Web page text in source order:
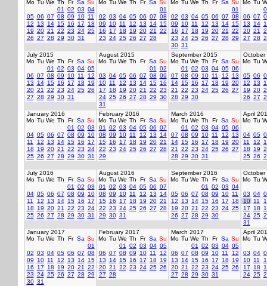
Mo Tu We Th Fr Sa Su
01
02 03 04
05 06 07 08 09 10 11
12
13 14 15 16 17
18
19 20 21 22 23 24 25
26 27 28 29 30 31
Mo Tu We Th Fr Sa Su
01
02 03 04 05 06 07 08
09
10 11 12 13 14 15
16
17 18 19 20 21
22
23 24 25 26 27 28
Mo Tu We Th Fr Sa Su
01
02 03 04 05 06 07 08
09
10 11 12 13 14 15
16
17 18 19 20 21
22
23 24 25 26 27 28 29
30 31
Mo Tu
06 07
13
14
20 21
27 28
July 2015
Mo Tu We Th Fr Sa Su
01
02 03 04 05
06 07 08 09 10 11
12
13
14 15 16 17 18
19
20 21 22 23 24 25 26
27 28 29 30 31
August 2015
Mo Tu We Th Fr Sa Su
01
02
03 04 05 06 07 08 09
10 11 12 13 14 15 16
17
18 19 20 21 22 23
24 25 26 27 28 29 30
31
September 2015
Mo Tu We Th Fr Sa Su
01
02 03 04 05 06
07 08 09 10 11 12
13
14 15 16 17 18 19 20
21
22 23 24 25 26 27
28 29 30
October
Mo Tu
05 06
12
13
19 20
26 27
January 2016
Mo Tu We Th Fr Sa Su
01
02 03
04 05 06 07 08 09
10
11
12 13 14 15 16
17
18
19 20 21 22 23 24
25 26 27 28 29 30 31
February 2016
Mo Tu We Th Fr Sa Su
01
02 03 04 05 06 07
08 09 10 11 12 13
14
15 16 17 18 19 20 21
22 23 24 25 26 27 28
29
March 2016
Mo Tu We Th Fr Sa Su
01
02 03 04 05 06
07 08 09 10 11 12
13
14 15 16 17 18 19 20
21
22 23 24 25 26 27
28 29 30 31
April
Mo Tu
04 05
11
12
18
19
25 26
July 2016
Mo Tu We Th Fr Sa Su
01
02 03
04 05 06 07 08 09
10
11
12 13 14 15 16
17
18
19 20 21 22 23 24
25 26 27 28 29 30 31
August 2016
Mo Tu We Th Fr Sa Su
01
02 03 04 05 06 07
08 09 10 11 12 13
14
15 16 17 18 19 20 21
22 23 24 25 26 27 28
29 30 31
September 2016
Mo Tu We Th Fr Sa Su
01
02 03 04
05 06 07 08 09 10 11
12
13 14 15 16 17
18
19 20 21 22 23 24 25
26 27 28 29 30
October
Mo Tu
03 04
10 11
17
18
24 25
31
January 2017
Mo Tu We Th Fr Sa Su
01
02 03 04 05 06 07 08
09
10 11 12 13 14 15
16
17 18 19 20 21
22
23 24 25 26 27 28 29
30 31
February 2017
Mo Tu We Th Fr Sa Su
01
02 03 04 05
06 07 08 09 10 11
12
13
14 15 16 17 18
19
20 21 22 23 24 25 26
27 28
March 2017
Mo Tu We Th Fr Sa Su
01
02 03 04 05
06 07 08 09 10 11
12
13
14 15 16 17 18
19
20 21 22 23 24 25 26
27 28 29 30 31
April
Mo Tu
03 04
10 11
17
18
24 25